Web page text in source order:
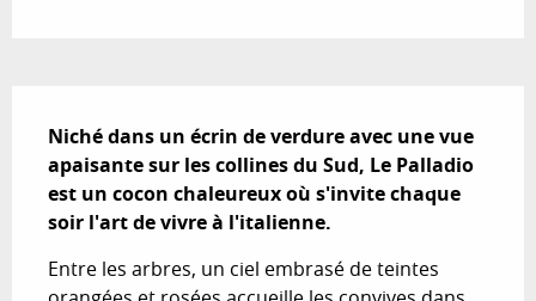
Niché dans un écrin de verdure avec une vue
apaisante sur les collines du Sud, Le Palladio
est un cocon chaleureux où s'invite chaque
soir l'art de vivre à l'italienne.
Entre les arbres, un ciel embrasé de teintes